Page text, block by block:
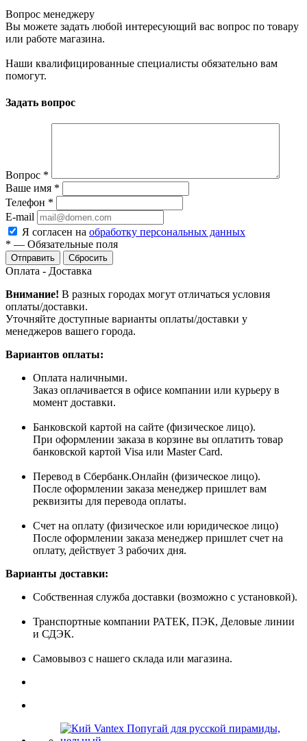
Вопрос менеджеру
Вы можете задать любой интересующий вас вопрос по товару
или работе магазина.
Наши квалифицированные специалисты обязательно вам
помогут.
Задать вопрос
Вопрос *
Ваше имя *
Телефон *
E-mail
Я согласен на обработку персональных данных
* — Обязательные поля
Сбросить
Оплата - Доставка
Внимание! В разных городах могут отличаться условия
оплаты/доставки.
Уточняйте доступные варианты оплаты/доставки у
менеджеров вашего города.
Вариантов оплаты:
Оплата наличными.
Заказ оплачивается в офисе компании или курьеру в
момент доставки.
Банковской картой на сайте (физическое лицо).
При оформлении заказа в корзине вы оплатить товар
банковской картой Visa или Master Card.
Перевод в Сбербанк.Онлайн (физическое лицо).
После оформлении заказа менеджер пришлет вам
реквизиты для перевода оплаты.
Счет на оплату (физическое или юридическое лицо)
После оформлении заказа менеджер пришлет счет на
оплату, действует 3 рабочих дня.
Варианты доставки:
Собственная служба доставки (возможно с установкой).
Транспортные компании РАТЕК, ПЭК, Деловые линии
и СДЭК.
Самовывоз с нашего склада или магазина.